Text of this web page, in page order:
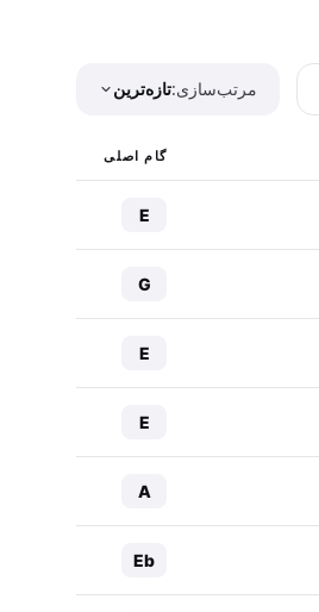
مرتب‌سازی:تازه‌ترین
گام اصلی
E
G
E
E
A
Eb